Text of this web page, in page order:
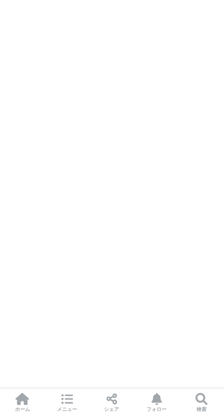
ホーム メニュー シェア フォロー 検索